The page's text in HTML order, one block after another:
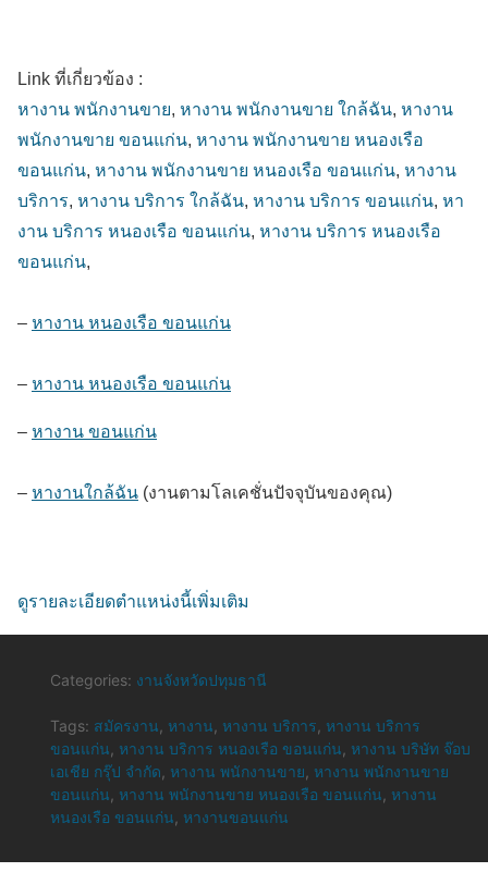
Link ที่เกี่ยวข้อง :
หางาน พนักงานขาย, หางาน พนักงานขาย ใกล้ฉัน, หางาน
พนักงานขาย ขอนแก่น, หางาน พนักงานขาย หนองเรือ
ขอนแก่น, หางาน พนักงานขาย หนองเรือ ขอนแก่น, หางาน
บริการ, หางาน บริการ ใกล้ฉัน, หางาน บริการ ขอนแก่น, หา
งาน บริการ หนองเรือ ขอนแก่น, หางาน บริการ หนองเรือ
ขอนแก่น,
– หางาน หนองเรือ ขอนแก่น
– หางาน หนองเรือ ขอนแก่น
– หางาน ขอนแก่น
– หางานใกล้ฉัน (งานตามโลเคชั่นปัจจุบันของคุณ)
ดูรายละเอียดตำแหน่งนี้เพิ่มเติม
Categories: งานจังหวัดปทุมธานี
Tags: สมัครงาน หางาน หางาน บริการ หางาน บริการ
ขอนแก่น หางาน บริการ หนองเรือ ขอนแก่น หางาน บริษัท จ๊อบ
เอเชีย กรุ๊ป จำกัด หางาน พนักงานขาย หางาน พนักงานขาย
ขอนแก่น หางาน พนักงานขาย หนองเรือ ขอนแก่น หางาน
หนองเรือ ขอนแก่น หางานขอนแก่น